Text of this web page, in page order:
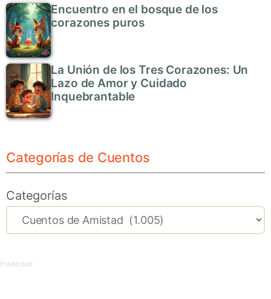
Encuentro en el bosque de los
corazones puros
La Unión de los Tres Corazones: Un
Lazo de Amor y Cuidado
Inquebrantable
Categorías de Cuentos
Categorías